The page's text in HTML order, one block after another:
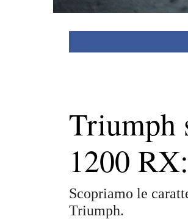
Triumph
1200
Scopriamo le
Triumph.